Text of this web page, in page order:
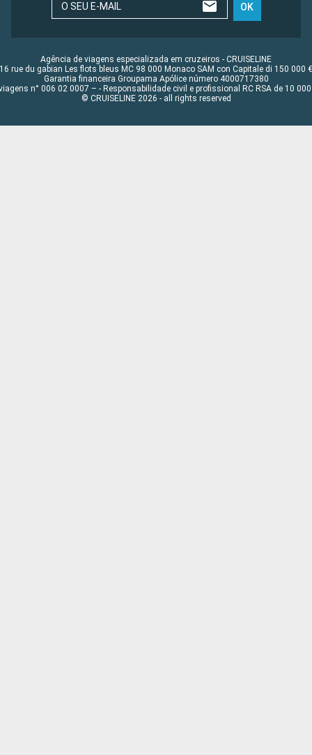
O SEU E-MAIL OK
Agência de viagens especializada em cruzeiros - CRUISELINE
16 rue du gabian Les flots bleus MC 98 000 Monaco SAM con Capitale di 150 000 €
Garantia financeira Groupama Apólice número 4000717380
n° 006 02 0007 – - Responsabilidade civil e profissional RC RSA de 10 000
© CRUISELINE 2026 - all rights reserved